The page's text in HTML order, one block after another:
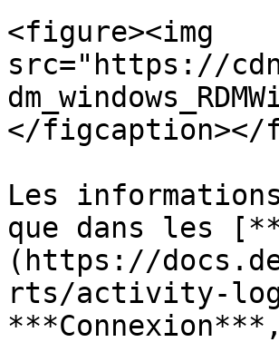
<figure><img
src="https://
</figcaption></
Les
que dans les
(https://
rts/activity-